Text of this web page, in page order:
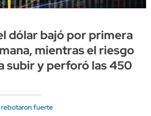
dólar bajó por primera
mientras el riesgo
subir y perforó las 450
rebotaron fuerte